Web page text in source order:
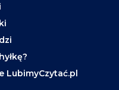
LubimyCzytać.pl